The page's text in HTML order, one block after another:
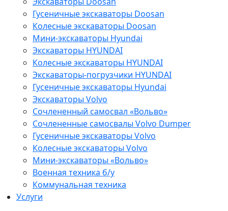
Гусеничные экскаваторы Doosan
Колесные экскаваторы Doosan
Мини-экскаваторы Hyundai
Экскаваторы HYUNDAI
Колесные экскаваторы HYUNDAI
Экскаваторы-погрузчики HYUNDAI
Гусеничные экскаваторы Hyundai
Экскаваторы Volvo
Сочлененный самосвал «Вольво»
Сочлененные самосвалы Volvo Dumper
Гусеничные экскаваторы Volvo
Колесные экскаваторы Volvo
Мини-экскаваторы «Вольво»
Военная техника б/у
Коммунальная техника
Услуги